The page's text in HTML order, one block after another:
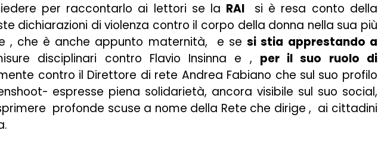
per raccontarlo ai lettori se la RAI si è resa conto della
dichiarazioni di violenza contro il corpo della donna nella sua più
, che è anche appunto maternità, e sesi stia apprestando a
disciplinari contro Flavio Insinna e , per il suo ruolo di
contro il Direttore di rete Andrea Fabiano che sul suo profilo
espresse piena solidarietà, ancora visibile sul suo social,
profonde scuse a nome della Rete che dirige , ai cittadini